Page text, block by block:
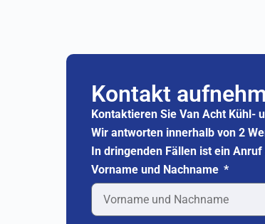
Kontakt
Kontaktieren Sie Van Acht Kühl-
Wir antworten innerhalb von 2
In dringenden Fällen ist ein
Vorname und Nachname